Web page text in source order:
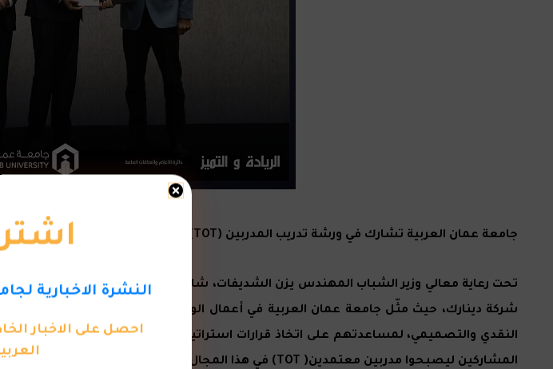
جامعة عمان العربية تشارك في ورشة تدريب المدربين (TOT) بعنوان “Critical & Design Thinking for a Leader”
شركة دينارك، حيث مثّل جامعة عمان العربية في أعمال الورشة الدكتور سامر عياصرة مدير
النقدي والتصميمي، لمساعدتهم على اتخاذ قرارات استراتيجية وإيجاد حلول مبتكرة، وقدمت
المشاركين ليصبحوا مدربين معتمدين( TOT) في هذا المجال.
النشرة الاخبارية
احصل على الاخبار